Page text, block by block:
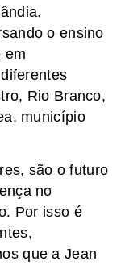
o ensino
em
Rio Branco,
município
são o futuro
no
Por isso é
que a Jean